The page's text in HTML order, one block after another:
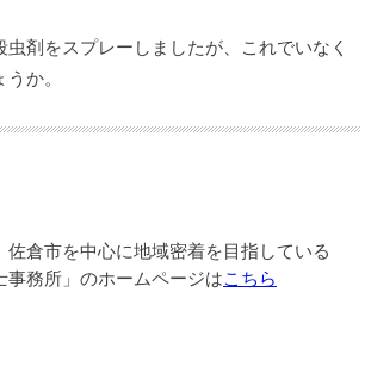
虫剤をスプレーしましたが、これでいなく
か。
佐倉市を中心に地域密着を目指している
事務所」のホームページはこちら